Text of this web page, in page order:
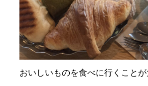
おいしいものを食べに行くことが